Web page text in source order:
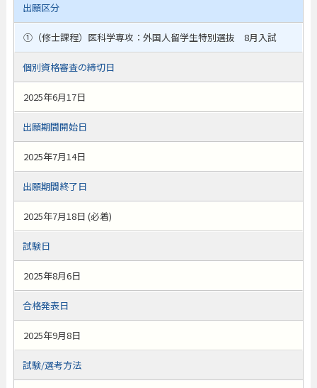
出願区分
①（修士課程）医科学専攻：外国人留学生特別選抜 8月入試
個別資格審査の締切日
2025年6月17日
出願期間開始日
2025年7月14日
出願期間終了日
2025年7月18日 (必着)
試験日
2025年8月6日
合格発表日
2025年9月8日
試験/選考方法